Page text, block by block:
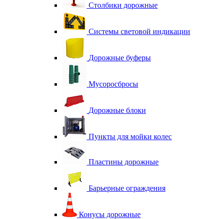
Столбики дорожные
Системы световой индикации
Дорожные буферы
Мусоросбросы
Дорожные блоки
Пункты для мойки колес
Пластины дорожные
Барьерные ограждения
Конусы дорожные